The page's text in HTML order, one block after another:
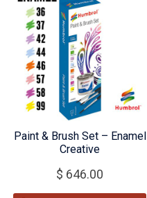
Paint & Brush Set – Enamel
Creative
$ 646.00